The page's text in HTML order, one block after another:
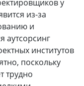
у
из-за
и
аутсорсинг
институтов
поскольку
трудно